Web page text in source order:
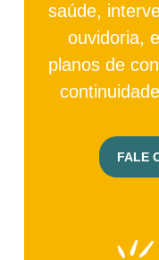
saúde,
ouvidoria,
planos de
FALE